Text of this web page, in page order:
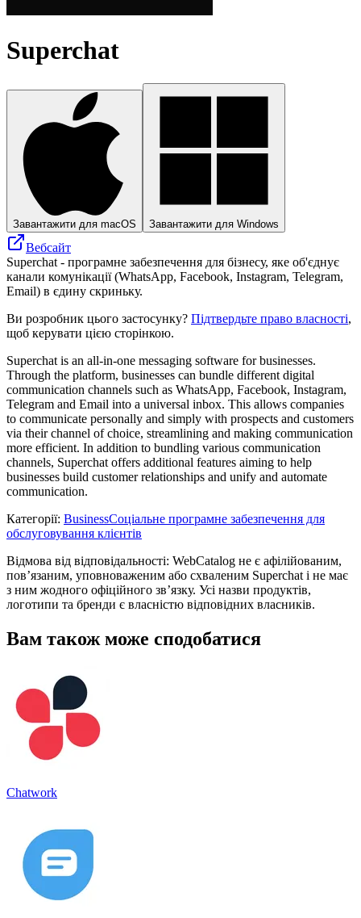
Superchat
Завантажити для macOS Завантажити для Windows
Вебсайт
Superchat - програмне забезпечення для бізнесу, яке об'єднує
канали комунікації (WhatsApp, Facebook, Instagram, Telegram,
Email) в єдину скриньку.
Ви розробник цього застосунку? Підтвердьте право власності,
щоб керувати цією сторінкою.
Superchat is an all-in-one messaging software for businesses.
Through the platform, businesses can bundle different digital
communication channels such as WhatsApp, Facebook, Instagram,
Telegram and Email into a universal inbox. This allows companies
to communicate personally and simply with prospects and customers
via their channel of choice, streamlining and making communication
more efficient. In addition to bundling various communication
channels, Superchat offers additional features aiming to help
businesses build customer relationships and unify and automate
communication.
Категорії: BusinessСоціальне програмне забезпечення для
обслуговування клієнтів
Відмова від відповідальності: WebCatalog не є афілійованим,
пов’язаним, уповноваженим або схваленим Superchat і не має
з ним жодного офіційного зв’язку. Усі назви продуктів,
логотипи та бренди є власністю відповідних власників.
Вам також може сподобатися
Chatwork